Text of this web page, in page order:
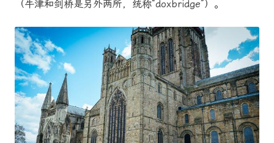
（牛津和剑桥是另外两所，统称“doxbridge”）。